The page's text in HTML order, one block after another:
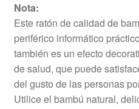
Nota:
Este ratón de calidad de
periférico informático
también es un efecto
de salud, que puede
del gusto de las personas
Utilice el bambú natural,